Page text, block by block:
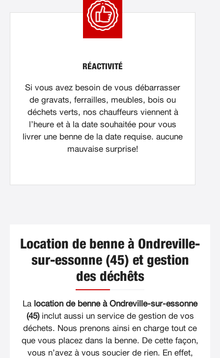
RÉACTIVITÉ
Si vous avez besoin de vous débarrasser
de gravats, ferrailles, meubles, bois ou
déchets verts, nos chauffeurs viennent à
l’heure et à la date souhaitée pour vous
livrer une benne de la date requise. aucune
mauvaise surprise!
Location de benne à Ondreville-
sur-essonne (45) et gestion
des déchêts
La location de benne à Ondreville-sur-essonne
(45)inclut aussi un service de gestion de vos
déchets. Nous prenons ainsi en charge tout ce
que vous placez dans la benne. De cette façon,
vous n’avez à vous soucier de rien. En effet,